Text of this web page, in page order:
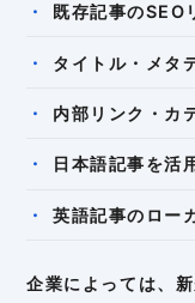
既存記事のSEO
タイトル・メタ
内部リンク・カ
日本語記事を活
英語記事のロー
企業によっては、